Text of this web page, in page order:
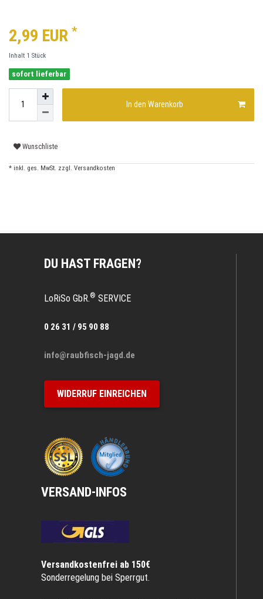
2,99 EUR *
Inhalt 1 Stück
sofort lieferbar
In den Warenkorb
Wunschliste
* inkl. ges. MwSt. zzgl. Versandkosten
DU HAST FRAGEN?
LoRiSo GbR.® SERVICE
0 26 31 / 95 90 88
info@raubfisch-jagd.de
WIDERRUF EINREICHEN
VERSAND-INFOS
Versandkostenfrei ab 150€
Sonderregelung bei Sperrgut.